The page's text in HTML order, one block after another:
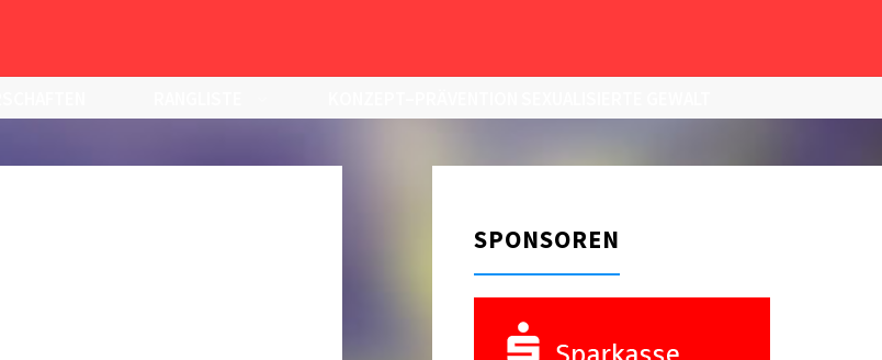
SPONSOREN